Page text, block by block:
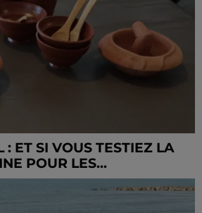
: ET SI VOUS TESTIEZ LA
POUR LES...